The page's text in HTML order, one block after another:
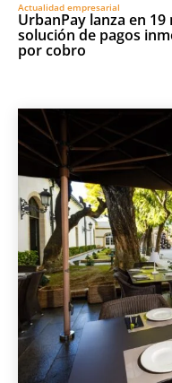
Actualidad empresarial
UrbanPay lanza en
solución de pagos
por cobro